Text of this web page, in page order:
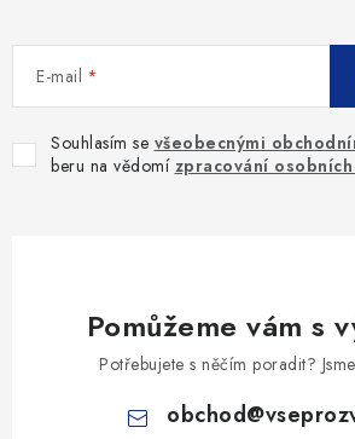
E-mail
Souhlasím se všeobecnými
beru na vědomí zpracování
Pomůžeme vám s
Potřebujete s něčím poradit?
obchod@